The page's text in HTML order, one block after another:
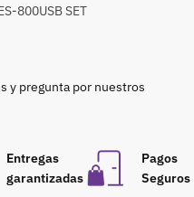
800USB SET
y pregunta por nuestros
Entregas
garantizadas
Pagos
Seguros